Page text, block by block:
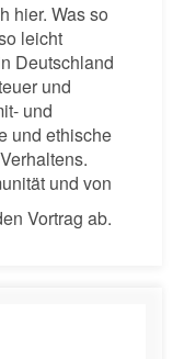
hier. Was so
leicht
Deutschland
und
und
und ethische
und von
Vortrag ab.